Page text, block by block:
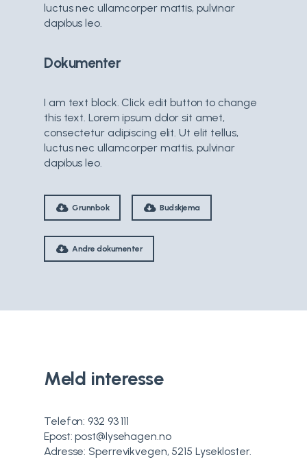
luctus nec ullamcorper mattis, pulvinar
dapibus leo.
Dokumenter
I am text block. Click edit button to change
this text. Lorem ipsum dolor sit amet,
consectetur adipiscing elit. Ut elit tellus,
luctus nec ullamcorper mattis, pulvinar
dapibus leo.
Grunnbok Budskjema
Andre dokumenter
Meld interesse
Telefon: 932 93 111
Epost: post@lysehagen.no
Adresse: Sperrevikvegen, 5215 Lysekloster.